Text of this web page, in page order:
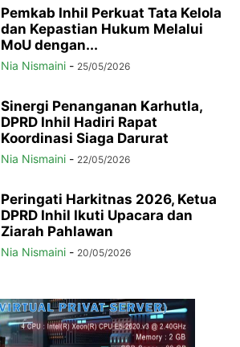
Pemkab Inhil Perkuat Tata Kelola
dan Kepastian Hukum Melalui
MoU dengan...
Nia Nismaini - 25/05/2026
Sinergi Penanganan Karhutla,
DPRD Inhil Hadiri Rapat
Koordinasi Siaga Darurat
Nia Nismaini - 22/05/2026
Peringati Harkitnas 2026, Ketua
DPRD Inhil Ikuti Upacara dan
Ziarah Pahlawan
Nia Nismaini - 20/05/2026